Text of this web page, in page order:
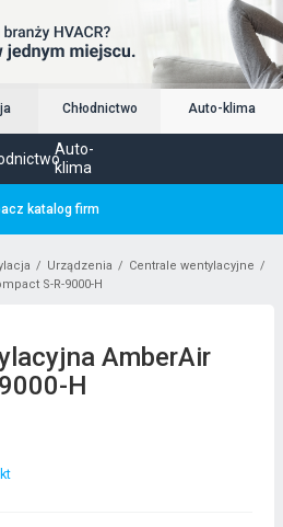
Chłodnictwo Auto-klima
Auto-
klima
katalog firm
Urządzenia
Centrale wentylacyjne
S-R-9000-H
AmberAir
H